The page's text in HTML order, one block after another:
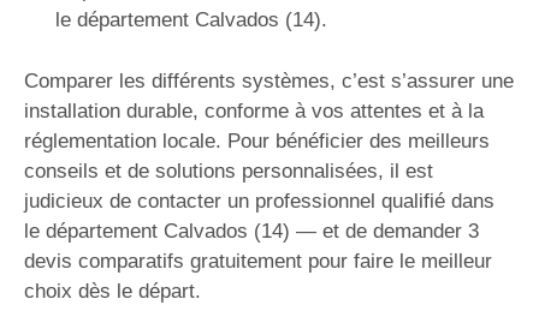
le département Calvados (14).
Comparer les différents systèmes, c’est s’assurer une
installation durable, conforme à vos attentes et à la
réglementation locale. Pour bénéficier des meilleurs
conseils et de solutions personnalisées, il est
judicieux de contacter un professionnel qualifié dans
le département Calvados (14) — et de demander 3
devis comparatifs gratuitement pour faire le meilleur
choix dès le départ.